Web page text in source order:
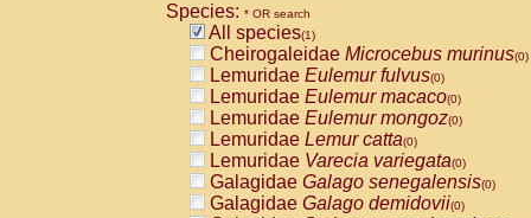
Species: * OR search
All species(1)
Cheirogaleidae Microcebus murinus(0)
Lemuridae Eulemur fulvus(0)
Lemuridae Eulemur macaco(0)
Lemuridae Eulemur mongoz(0)
Lemuridae Lemur catta(0)
Lemuridae Varecia variegata(0)
Galagidae Galago senegalensis(0)
Galagidae Galago demidovii(0)